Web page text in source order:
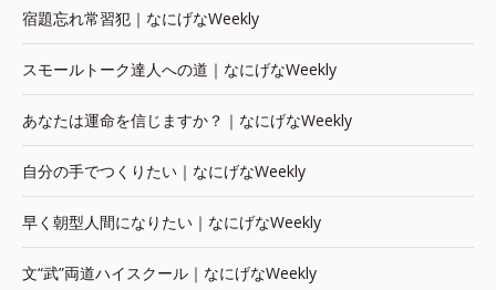
宿題忘れ常習犯｜なにげなWeekly
スモールトーク達人への道｜なにげなWeekly
あなたは運命を信じますか？｜なにげなWeekly
自分の手でつくりたい｜なにげなWeekly
早く朝型人間になりたい｜なにげなWeekly
文“武”両道ハイスクール｜なにげなWeekly